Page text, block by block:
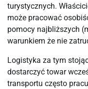
turystycznych.
może pracować
pomocy najbliższych
warunkiem że nie
Logistyka za tym
dostarczyć towar
transportu często